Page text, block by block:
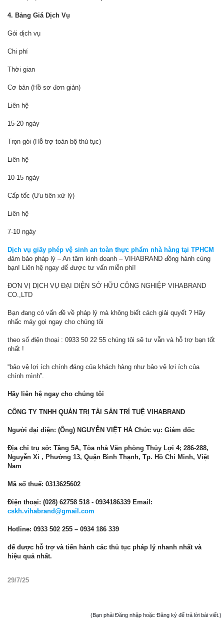
4. Bảng Giá Dịch Vụ
Gói dịch vụ
Chi phí
Thời gian
Cơ bản (Hồ sơ đơn giản)
Liên hệ
15-20 ngày
Trọn gói (Hỗ trợ toàn bộ thủ tục)
Liên hệ
10-15 ngày
Cấp tốc (Ưu tiên xử lý)
Liên hệ
7-10 ngày
Dịch vụ giấy phép vệ sinh an toàn thực phẩm nhà hàng tại TPHCM
đảm bảo pháp lý – An tâm kinh doanh – VIHABRAND đồng hành cùng
bạn! Liên hệ ngay để được tư vấn miễn phí!
ĐƠN VỊ DỊCH VỤ ĐẠI DIỆN SỞ HỮU CÔNG NGHIỆP VIHABRAND
CO.,LTD
Bạn đang có vấn đề về pháp lý mà không biết cách giải quyết ? Hãy
nhấc máy gọi ngay cho chúng tôi
theo số điện thoại : 0933 50 22 55 chúng tôi sẽ tư vẫn và hỗ trợ bạn tốt
nhất !
“bảo vệ lợi ích chính đáng của khách hàng như bảo vệ lợi ích của
chính mình”.
Hãy liên hệ ngay cho chúng tôi
CÔNG TY TNHH QUẢN TRỊ TÀI SẢN TRÍ TUỆ VIHABRAND
Người đại diện: (Ông) NGUYỄN VIỆT HÀ Chức vụ: Giám đốc
Địa chỉ trụ sở: Tầng 5A, Tòa nhà Văn phòng Thủy Lợi 4; 286-288,
Nguyễn Xí , Phường 13, Quận Bình Thạnh, Tp. Hồ Chí Minh, Việt
Nam
Mã số thuế: 0313625602
Điện thoại: (028) 62758 518 - 0934186339 Email:
cskh.vihabrand@gmail.com
Hotline: 0933 502 255 – 0934 186 339
để được hỗ trợ và tiến hành các thủ tục pháp lý nhanh nhất và
hiệu quả nhất.
29/7/25
(Bạn phải Đăng nhập hoặc Đăng ký để trả lời bài viết.)